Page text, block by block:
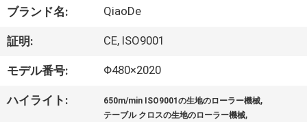
ク
ト
ブランド名: QiaoDe
証明: CE, ISO9001
モデル番号: Φ480×2020
ハイライト: 650m/min ISO9001の生地のローラー機械,
テーブル クロスの生地のローラー機械,